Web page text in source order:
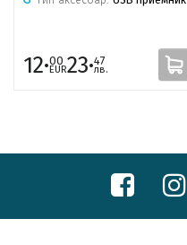
12·00
EUR23·47
лв.